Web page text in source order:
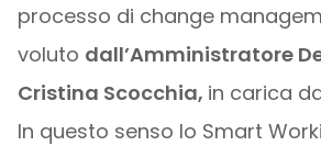
processo di change
voluto dall’Amministratore
Cristina Scocchia, in carica
In questo senso lo Smart